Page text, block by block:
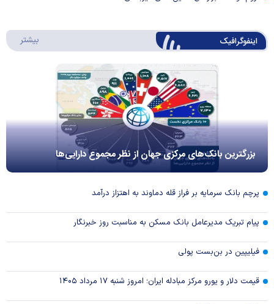
اینفوگرافیک بیشتر
بزرگترین بانک‌های مرکزی جهان از نظر مجموع دارایی‌ها
پرچم بانک سرمایه بر فراز قله دماوند به اهتزاز درآمد
پیام تبریک مدیرعامل بانک مسکن به مناسبت روز خبرنگار
فیلیپین در بن‌بست پولی
قیمت دلار و یورو مرکز مبادله ایران؛ امروز شنبه ۱۷ مرداد ۱۴۰۵